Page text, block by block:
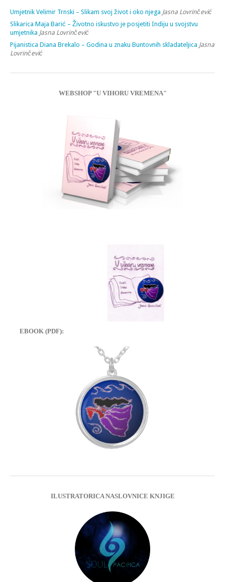
Umjetnik Velimir Trnski – Slikam svoj život i oko njega Jasna Lovrinčević
Slikarica Maja Barić – Životno iskustvo je posjetiti Indiju u svojstvu
umjetnika Jasna Lovrinčević
Pijanistica Diana Brekalo – Godina u znaku Buntovnih skladateljica Jasna
Lovrinčević
WEBSHOP "U VIHORU VREMENA"
EBOOK (PDF):
ILUSTRATORICA NASLOVNICE KNJIGE